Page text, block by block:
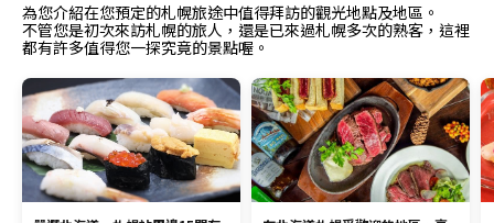
為您介紹在您預定的札幌旅途中值得拜訪的觀光地點及地區。
不管您是初次來訪札幌的旅人，還是已來過札幌多次的熟客，這裡
都有許多值得您一探究竟的景點喔。